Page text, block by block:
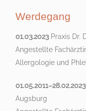
Werdegang
01.03.2023Praxis Dr.
Angestellte
Allergologie und
01.05.2011–28.02.2023
Augsburg